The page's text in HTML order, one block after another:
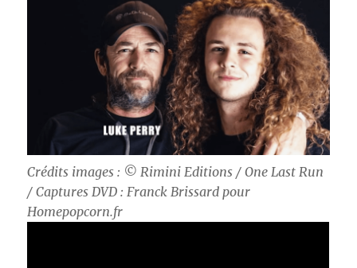
Crédits images : © Rimini Editions / One Last Run
/ Captures DVD : Franck Brissard pour
Homepopcorn.fr